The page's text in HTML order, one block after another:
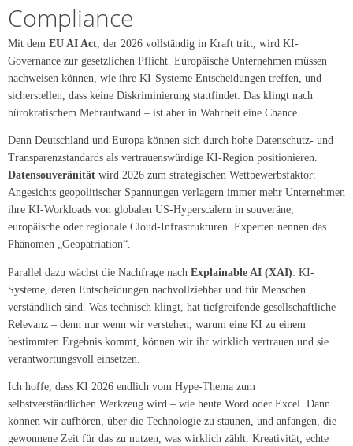
Compliance
Mit dem EU AI Act , der 2026 vollständig in Kraft tritt, wird KI-
Governance zur gesetzlichen Pflicht. Europäische Unternehmen müssen
nachweisen können, wie ihre KI-Systeme Entscheidungen treffen, und
sicherstellen, dass keine Diskriminierung stattfindet. Das klingt nach
bürokratischem Mehraufwand – ist aber in Wahrheit eine Chance.
Denn Deutschland und Europa können sich durch hohe Datenschutz- und
Transparenzstandards als vertrauenswürdige KI-Region positionieren.
Datensouveränität wird 2026 zum strategischen Wettbewerbsfaktor:
Angesichts geopolitischer Spannungen verlagern immer mehr Unternehmen
ihre KI-Workloads von globalen US-Hyperscalern in souveräne,
europäische oder regionale Cloud-Infrastrukturen. Experten nennen das
Phänomen „Geopatriation“.
Parallel dazu wächst die Nachfrage nach Explainable AI (XAI): KI-
Systeme, deren Entscheidungen nachvollziehbar und für Menschen
verständlich sind. Was technisch klingt, hat tiefgreifende gesellschaftliche
Relevanz – denn nur wenn wir verstehen, warum eine KI zu einem
bestimmten Ergebnis kommt, können wir ihr wirklich vertrauen und sie
verantwortungsvoll einsetzen.
Ich hoffe, dass KI 2026 endlich vom Hype-Thema zum
selbstverständlichen Werkzeug wird – wie heute Word oder Excel. Dann
können wir aufhören, über die Technologie zu staunen, und anfangen, die
gewonnene Zeit für das zu nutzen, was wirklich zählt: Kreativität, echte